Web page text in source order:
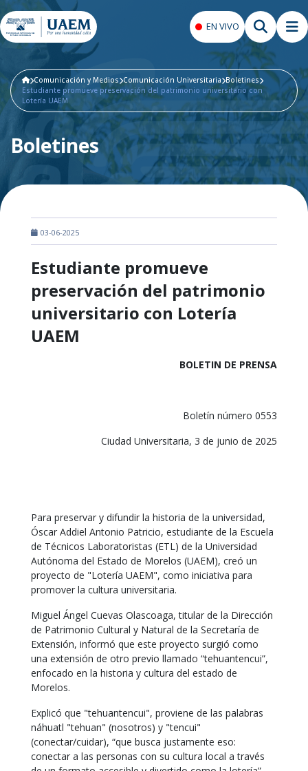
EN VIVO
Comunicación y Medios Comunicación Universitaria Boletines
Estudiante promueve preservación del patrimonio universitario con
Lotería UAEM
Boletines
03-06-2025
Estudiante promueve
preservación del patrimonio
universitario con Lotería
UAEM
BOLETIN DE PRENSA
Boletín número 0553
Ciudad Universitaria, 3 de junio de 2025
Para preservar y difundir la historia de la universidad,
Óscar Addiel Antonio Patricio, estudiante de la Escuela
de Técnicos Laboratoristas (ETL) de la Universidad
Autónoma del Estado de Morelos (UAEM), creó un
proyecto de "Lotería UAEM", como iniciativa para
promover la cultura universitaria.
Miguel Ángel Cuevas Olascoaga, titular de la Dirección
de Patrimonio Cultural y Natural de la Secretaría de
Extensión, informó que este proyecto surgió como
una extensión de otro previo llamado “tehuantencui”,
enfocado en la historia y cultura del estado de
Morelos.
Explicó que "tehuantencui", proviene de las palabras
náhuatl "tehuan" (nosotros) y "tencui"
(conectar/cuidar), “que busca justamente eso:
conectar a las personas con su cultura local a través